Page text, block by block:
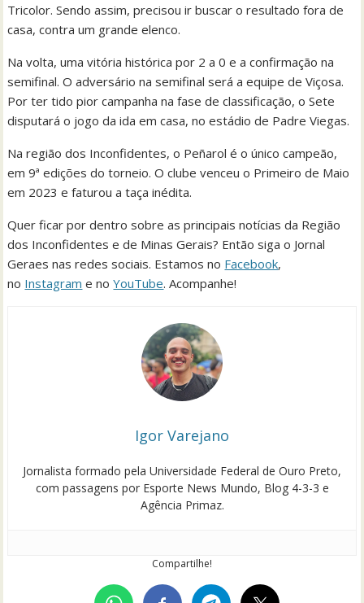
Tricolor. Sendo assim, precisou ir buscar o resultado fora de
casa, contra um grande elenco.
Na volta, uma vitória histórica por 2 a 0 e a confirmação na
semifinal. O adversário na semifinal será a equipe de Viçosa.
Por ter tido pior campanha na fase de classificação, o Sete
disputará o jogo da ida em casa, no estádio de Padre Viegas.
Na região dos Inconfidentes, o Peñarol é o único campeão,
em 9ª edições do torneio. O clube venceu o Primeiro de Maio
em 2023 e faturou a taça inédita.
Quer ficar por dentro sobre as principais notícias da Região
dos Inconfidentes e de Minas Gerais? Então siga o Jornal
Geraes nas redes sociais. Estamos no Facebook,
no Instagram e noYouTube. Acompanhe!
Igor Varejano
Jornalista formado pela Universidade Federal de Ouro Preto,
com passagens por Esporte News Mundo, Blog 4-3-3 e
Agência Primaz.
Compartilhe!